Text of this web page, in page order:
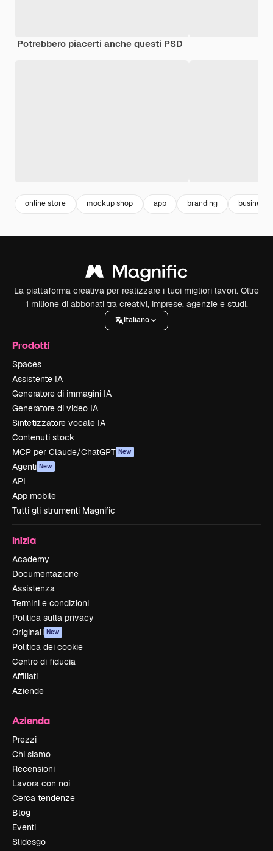
Potrebbero piacerti anche questi PSD
online store mockup shop app branding business
La piattaforma creativa per realizzare i tuoi migliori lavori. Oltre
1 milione di abbonati tra creativi, imprese, agenzie e studi.
Italiano
Prodotti
Spaces
Assistente IA
Generatore di immagini IA
Generatore di video IA
Sintetizzatore vocale IA
Contenuti stock
MCP per Claude/ChatGPT New
Agenti New
API
App mobile
Tutti gli strumenti Magnific
Inizia
Academy
Documentazione
Assistenza
Termini e condizioni
Politica sulla privacy
Originali New
Politica dei cookie
Centro di fiducia
Affiliati
Aziende
Azienda
Prezzi
Chi siamo
Recensioni
Lavora con noi
Cerca tendenze
Blog
Eventi
Slidesgo